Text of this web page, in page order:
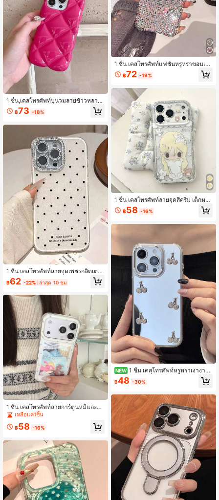
1 ชิ้น,เคสโทรศัพท์บุนวมลายข้าวหลาม
ตัด 3 มิติ, เคสกันกระแทกและกันตกสีช
มพูร้อนเงางามสำหรับ Pro Max Series
฿73 -18%
1 ชิ้น เคสโทรศัพท์ลายจุดเพชรกลิตเตอร์
แอปเปิล 17 16 15 Pro Max 14 Plus 12
13 11 ฝาครอบป้องกันกล้องเลื่อม เปลือก
฿62 -22% ล่าสุด 10 ชม
1 ชิ้น เคสโทรศัพท์ลายการ์ตูนหมีและกร
ะต่ายน่ารักพร้อมดาวประกาย สำหรับ I
Phone 17 16 15 14 13 Pro Max ขอบ
ดาวสีน้ำเงิน หน้าต่างเลนส์ขนาดใหญ่ ใ
เหลือแค่1ชิ้น
฿58 -16%
1 ชิ้น เคสโทรศัพท์แฟชั่นหรูหราขอบเพ
ชรประดับโบว์ เหมาะสำหรับ iPhone1
7/iPhone17 Pro Max/iPhone16 Pro
e13/12/11 เหมาะเป็นของขวัญวันวาเล
นไทน์/ของขวัญวันเกิด/ของขวัญวันแม่/
ของขวัญอีสเตอร์สำหรับครอบครัว/เพื่อ
น/พี่สาว/แฟนสาว
฿72 -19%
1 ชิ้น เคสโทรศัพท์ลายจุดสีครีม เด็กหญิ
งเทวดา กระต่าย แพนด้า เข้ากันได้กับ i
Phone 17 16 15 14 13 Pro Max ขอบลู
โปร่งใส กันกระแทก เปลือกนุ่ม
฿58 -16%
NEW 1 ชิ้น เคสโทรศัพท์หรูหราเงางาม
3D เพชรเชอร์รี่ กระจกเงา แผงหลังกระ
จกเงาแต่งหน้า กรอบกล้องชุบไฟฟ้า ทน
กันโทรศัพท์ เข้ากันได้กับ iPhone 17 Pr
o Max, 16E, 15, 14, 13, 12, 11 Plus เค
สโทรศัพท์แฟชั่นสำหรับผู้หญิง
฿48 -30%